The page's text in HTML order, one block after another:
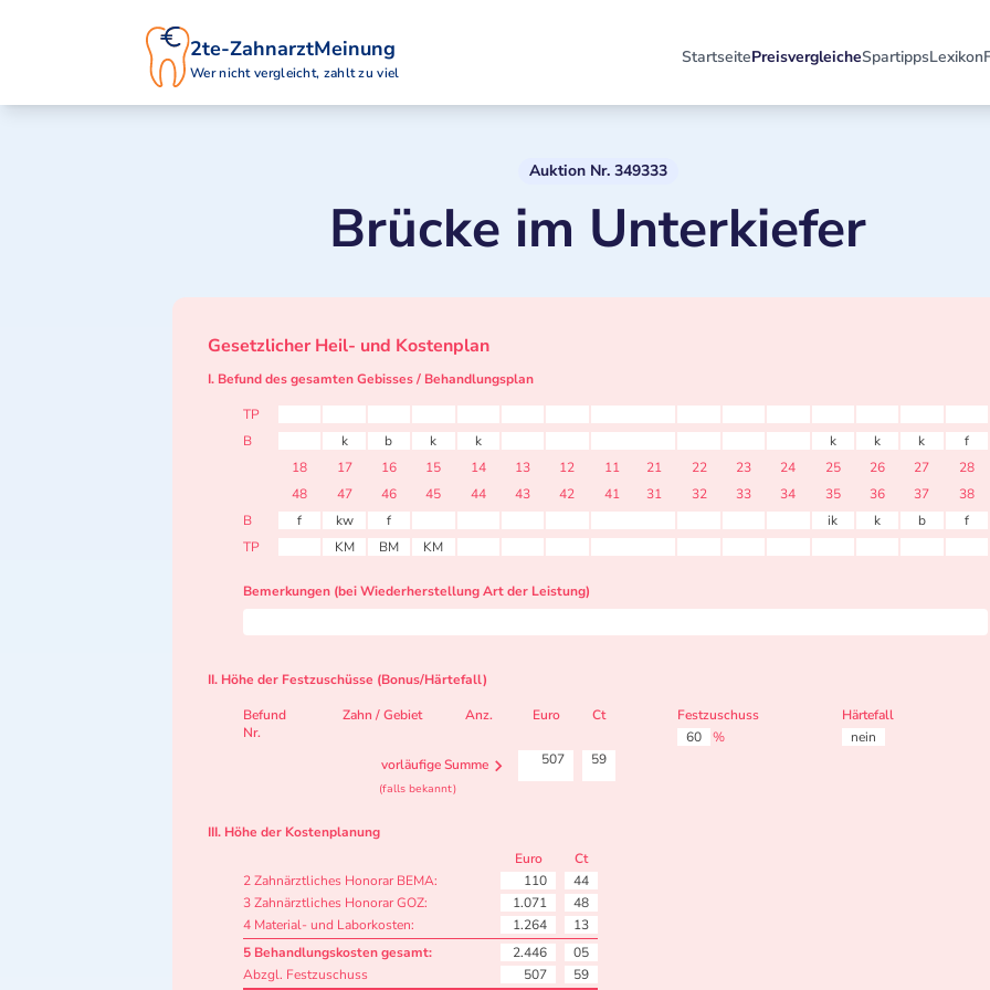
2te-ZahnarztMeinung
Wer nicht vergleicht, zahlt zu viel
StartseitePreisvergleicheSpartippsLexikon
Auktion Nr. 349333
Brücke im Unterkiefer
Gesetzlicher Heil- und Kostenplan
I. Befund des gesamten Gebisses / Behandlungsplan
TP
B
k b k k k k k
f
18
17 16 15 14 13 12 11 21 22 23 24 25 26 27
28
48
47 46 45 44 43 42 41 31 32 33 34 35 36 37
38
B
f kw f ik k b
f
TP
KM BM KM
Bemerkungen (bei Wiederherstellung Art der Leistung)
II. Höhe der Festzuschüsse (Bonus/Härtefall)
Befund
Nr.
Zahn / Gebiet Anz. Euro Ct
vorläufige Summe 507 59
(falls bekannt)
Festzuschuss
60
%
Härtefall
nein
III. Höhe der Kostenplanung
Euro
Ct
2 Zahnärztliches Honorar BEMA:
110
44
3 Zahnärztliches Honorar GOZ:
1.071
48
4 Material- und Laborkosten:
1.264
13
5 Behandlungskosten gesamt:
2.446
05
Abzgl. Festzuschuss
507
59